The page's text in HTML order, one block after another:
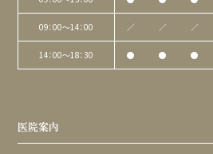
歯科インプラント用治療計画支援プログ
いた治療について
・「シンプラント」は薬機法（医薬品医療機器等
療機器であり、画像診断装置などから得た情
て診断や治療計画の作成を支援し、インプラ
療よりも高額になります。
09：00〜14：00 ／ ／ ／
14：00〜18：30 ● ● ●
医院案内